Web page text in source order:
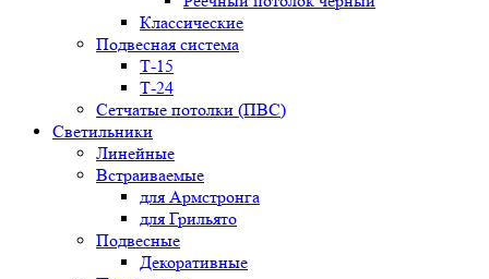
Классические
Подвесная система
Т-15
Т-24
Сетчатые потолки (ПВС)
Светильники
Линейные
Встраиваемые
для Армстронга
для Грильято
Подвесные
Декоративные